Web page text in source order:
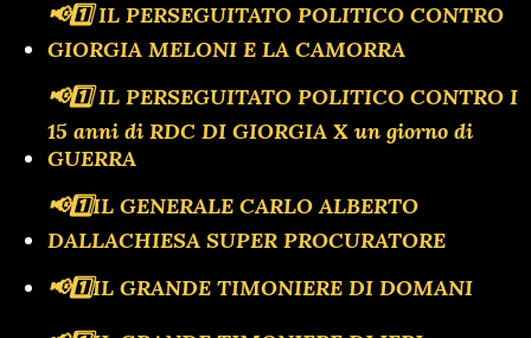
📢1️⃣ IL PERSEGUITATO POLITICO CONTRO
GIORGIA MELONI E LA CAMORRA
📢1️⃣ IL PERSEGUITATO POLITICO CONTRO I
15 anni di RDC DI GIORGIA X un giorno di
GUERRA
📢1️⃣IL GENERALE CARLO ALBERTO
DALLACHIESA SUPER PROCURATORE
📢1️⃣IL GRANDE TIMONIERE DI DOMANI